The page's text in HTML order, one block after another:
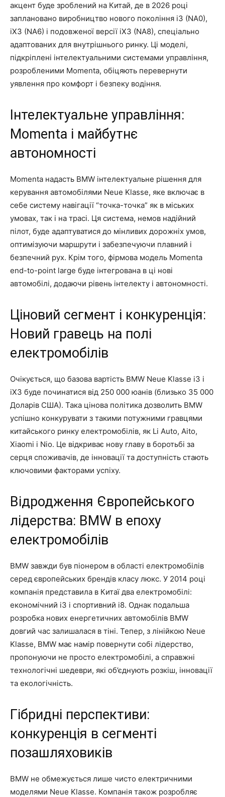
акцент буде зроблений на Китай, де в 2026 році
заплановано виробництво нового покоління i3 (NA0),
iX3 (NA6) і подовженої версії iX3 (NA8), спеціально
адаптованих для внутрішнього ринку. Ці моделі,
підкріплені інтелектуальними системами управління,
розробленими Momenta, обіцяють перевернути
уявлення про комфорт і безпеку водіння.
Інтелектуальне управління:
Momenta і майбутнє
автономності
Momenta надасть BMW інтелектуальне рішення для
керування автомобілями Neue Klasse, яке включає в
себе систему навігації “точка-точка” як в міських
умовах, так і на трасі. Ця система, немов надійний
пілот, буде адаптуватися до мінливих дорожніх умов,
оптимізуючи маршрути і забезпечуючи плавний і
безпечний рух. Крім того, фірмова модель Momenta
end-to-point large буде інтегрована в ці нові
автомобілі, додаючи рівень інтелекту і автономності.
Ціновий сегмент і конкуренція:
Новий гравець на полі
електромобілів
Очікується, що базова вартість BMW Neue Klasse i3 і
iX3 буде починатися від 250 000 юанів (близько 35 000
Доларів США). Така цінова політика дозволить BMW
успішно конкурувати з такими потужними гравцями
китайського ринку електромобілів, як Li Auto, Aito,
Xiaomi і Nio. Це відкриває нову главу в боротьбі за
серця споживачів, де інновації та доступність стають
ключовими факторами успіху.
Відродження Європейського
лідерства: BMW в епоху
електромобілів
BMW завжди був піонером в області електромобілів
серед європейських брендів класу люкс. У 2014 році
компанія представила в Китаї два електромобілі:
економічний i3 і спортивний i8. Однак подальша
розробка нових енергетичних автомобілів BMW
довгий час залишалася в тіні. Тепер, з лінійкою Neue
Klasse, BMW має намір повернути собі лідерство,
пропонуючи не просто електромобілі, а справжні
технологічні шедеври, які об’єднують розкіш, інновації
та екологічність.
Гібридні перспективи:
конкуренція в сегменті
позашляховиків
BMW не обмежується лише чисто електричними
моделями Neue Klasse. Компанія також розробляє